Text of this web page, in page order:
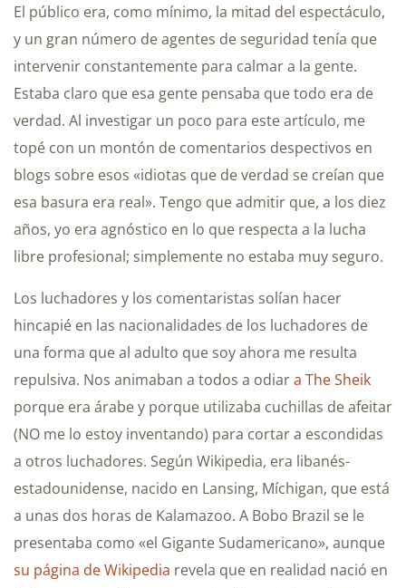
El público era, como mínimo, la mitad del espectáculo,
y un gran número de agentes de seguridad tenía que
intervenir constantemente para calmar a la gente.
Estaba claro que esa gente pensaba que todo era de
verdad. Al investigar un poco para este artículo, me
topé con un montón de comentarios despectivos en
blogs sobre esos «idiotas que de verdad se creían que
esa basura era real». Tengo que admitir que, a los diez
años, yo era agnóstico en lo que respecta a la lucha
libre profesional; simplemente no estaba muy seguro.
Los luchadores y los comentaristas solían hacer
hincapié en las nacionalidades de los luchadores de
una forma que al adulto que soy ahora me resulta
repulsiva. Nos animaban a todos a odiara The Sheik
porque era árabe y porque utilizaba cuchillas de afeitar
(NO me lo estoy inventando) para cortar a escondidas
a otros luchadores. Según Wikipedia, era libanés-
estadounidense, nacido en Lansing, Míchigan, que está
a unas dos horas de Kalamazoo. A Bobo Brazil se le
presentaba como «el Gigante Sudamericano», aunque
su página de Wikipedia revela que en realidad nació en